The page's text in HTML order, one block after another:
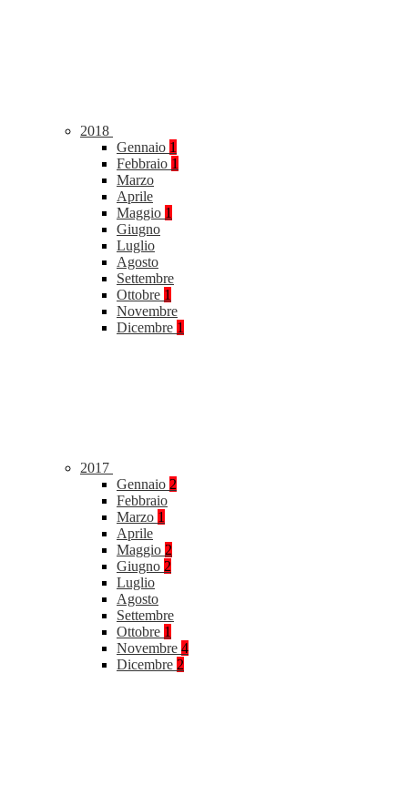
2018
Gennaio 1
Febbraio 1
Marzo
Aprile
Maggio 1
Giugno
Luglio
Agosto
Settembre
Ottobre 1
Novembre
Dicembre 1
2017
Gennaio 2
Febbraio
Marzo 1
Aprile
Maggio 2
Giugno 2
Luglio
Agosto
Settembre
Ottobre 1
Novembre 4
Dicembre 2